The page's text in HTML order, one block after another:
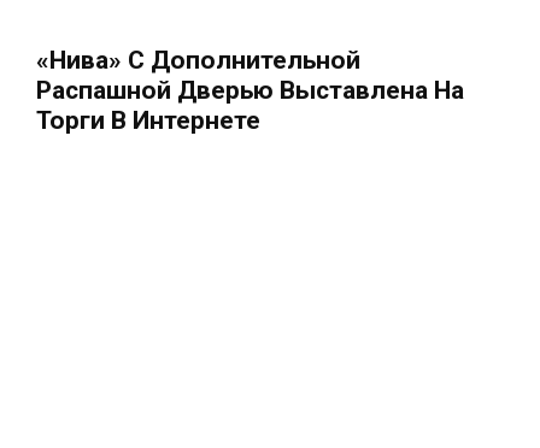
«Нива» С Дополнительной
Распашной Дверью Выставлена На
Торги В Интернете